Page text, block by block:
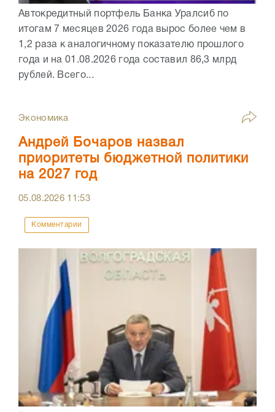
Автокредитный портфель Банка Уралсиб по
итогам 7 месяцев 2026 года вырос более чем в
1,2 раза к аналогичному показателю прошлого
года и на 01.08.2026 года составил 86,3 млрд
рублей. Всего...
Экономика
Андрей Бочаров назвал
приоритеты бюджетной политики
на 2027 год
05.08.2026 11:53
Комментарии